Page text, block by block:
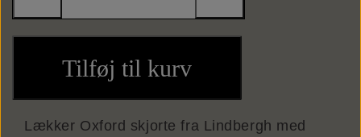
Tilføj til kurv
Lækker Oxford skjorte fra Lindbergh med